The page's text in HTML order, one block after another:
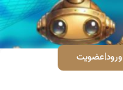
ورود|عضویت